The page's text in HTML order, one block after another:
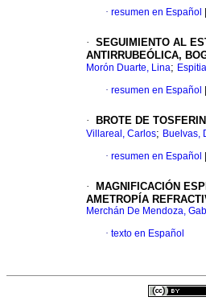
· resumen en Español
· SEGUIMIENTO AL
ANTIRRUBEÓLICA,
Morón Duarte, Lina;
· resumen en Español
· BROTE DE
Villareal, Carlos; Buelvas,
· resumen en Español
· MAGNIFICACIÓN
AMETROPÍA
Merchán De Mendoza,
· texto en Español